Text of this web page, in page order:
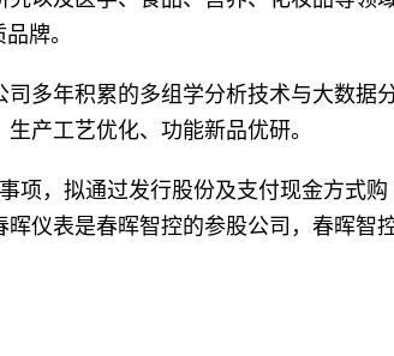
牌。
多年积累的多组学分析技术与大数据
产工艺优化、功能新品优研。
项，拟通过发行股份及支付现金方式购
仪表是春晖智控的参股公司，春晖智